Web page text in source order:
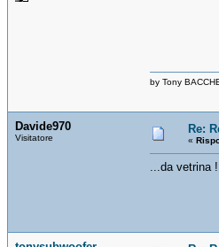
by Tony
Davide970
Visitatore
Re:
«
...da vetrina